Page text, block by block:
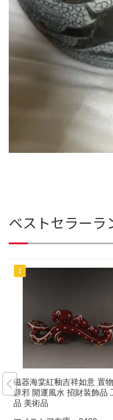
ベストセラーラ
磁器海棠紅釉吉祥如意 置
辟邪 開運風水 招財装飾品
品 美術品